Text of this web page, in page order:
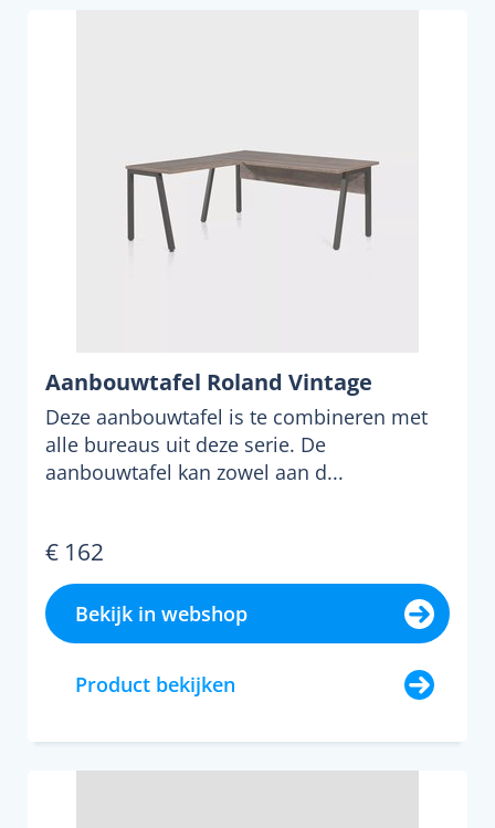
Aanbouwtafel Roland Vintage
Deze aanbouwtafel is te combineren met
alle bureaus uit deze serie. De
aanbouwtafel kan zowel aan d...
€ 162
Bekijk in webshop
Product bekijken